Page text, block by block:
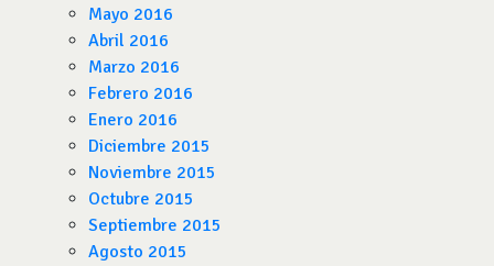
Mayo 2016
Abril 2016
Marzo 2016
Febrero 2016
Enero 2016
Diciembre 2015
Noviembre 2015
Octubre 2015
Septiembre 2015
Agosto 2015